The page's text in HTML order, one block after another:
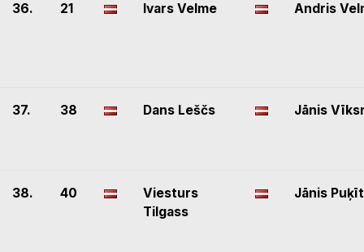
36. 21 Ivars Velme Andris
37. 38 Dans Leščs Jānis
38. 40
Viesturs
Tilgass
Jānis